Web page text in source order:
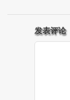
发表评论